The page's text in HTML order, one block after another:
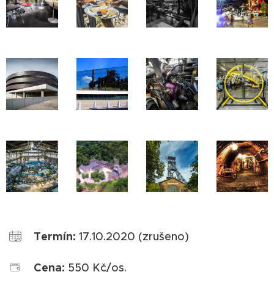
Termín: 17.10.2020 (zrušeno)
Cena: 550 Kč/os.